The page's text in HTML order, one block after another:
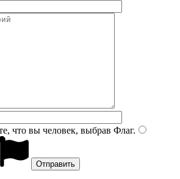
что вы человек, выбрав Флаг.